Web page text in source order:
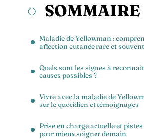
SOMMAIRE
Maladie de Yellowman :
affection cutanée rare et
Quels sont les signes à
causes possibles ?
Vivre avec la maladie de
sur le quotidien et témoignages
Prise en charge actuelle et
pour mieux soigner demain